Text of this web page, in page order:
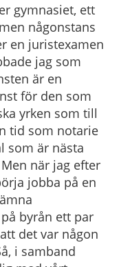
gymnasiet, ett
någonstans
en juristexamen
jag som
är en
för den som
yrken som till
tid som notarie
som är nästa
när jag efter
jobba på en
byrån ett par
det var någon
i samband